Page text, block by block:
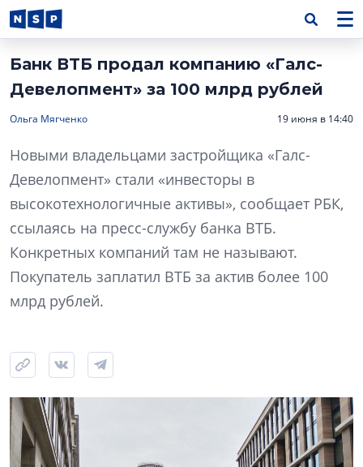
Банк ВТБ продал компанию «Галс-
Девелопмент» за 100 млрд рублей
Ольга Мягченко 19 июня в 14:40
Новыми владельцами застройщика «Галс-
Девелопмент» стали «инвесторы в
высокотехнологичные активы», сообщает РБК,
ссылаясь на пресс-службу банка ВТБ.
Конкретных компаний там не называют.
Покупатель заплатил ВТБ за актив более 100
млрд рублей.